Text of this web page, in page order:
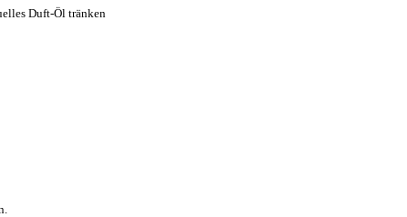
Duft-Öl tränken